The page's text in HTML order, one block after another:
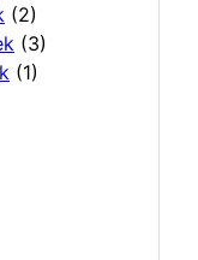
(2)
(3)
(1)